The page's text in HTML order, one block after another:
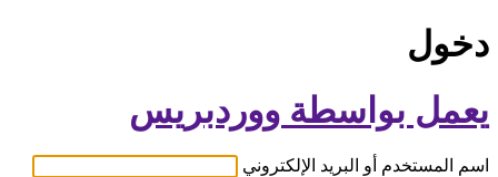
دخول
يعمل بواسطة ووردبريس
اسم المستخدم أو البريد الإلكتروني